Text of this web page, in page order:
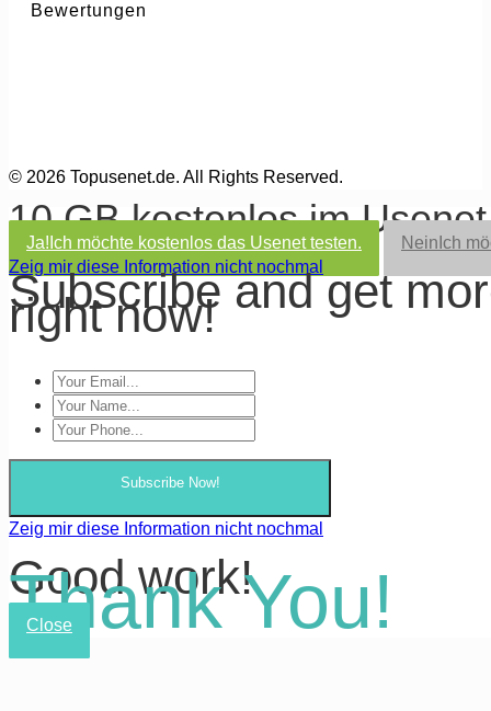
Bewertungen
© 2026 Topusenet.de. All Rights Reserved.
10 GB kostenlos im
Ja! Ich möchte kostenlos das Usenet testen. Nein Ich
Zeig mir diese Information nicht nochmal
Subscribe and get
right now!
Subscribe Now!
Zeig mir diese Information nicht nochmal
Good work!
Thank You!
Close